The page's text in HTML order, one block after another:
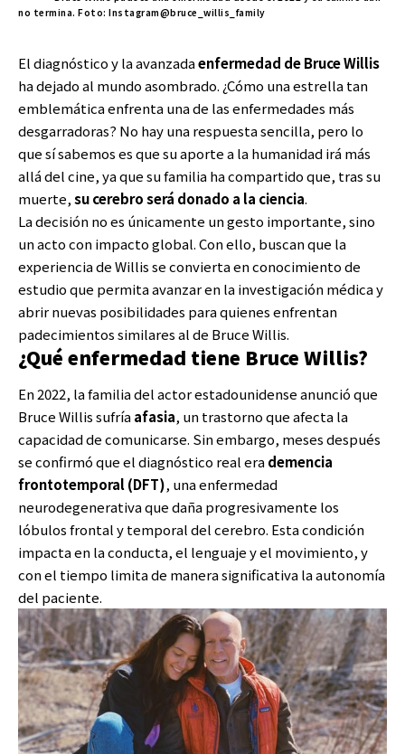
no termina. Foto: Instagram@bruce_willis_family
El diagnóstico y la avanzadaenfermedad de Bruce Willis
ha dejado al mundo asombrado. ¿Cómo una estrella tan
emblemática enfrenta una de las enfermedades más
desgarradoras? No hay una respuesta sencilla, pero lo
que sí sabemos es que su aporte a la humanidad irá más
allá del cine, ya que su familia ha compartido que, tras su
muerte,su cerebro será donado a la ciencia.
La decisión no es únicamente un gesto importante, sino
un acto con impacto global. Con ello, buscan que la
experiencia de Willis se convierta en conocimiento de
estudio que permita avanzar en la investigación médica y
abrir nuevas posibilidades para quienes enfrentan
padecimientos similares al de Bruce Willis.
¿Qué enfermedad tiene Bruce Willis?
En 2022, la familia del actor estadounidense anunció que
Bruce Willis sufríaafasia, un trastorno que afecta la
capacidad de comunicarse. Sin embargo, meses después
se confirmó que el diagnóstico real erademencia
frontotemporal (DFT), una enfermedad
neurodegenerativa que daña progresivamente los
lóbulos frontal y temporal del cerebro. Esta condición
impacta en la conducta, el lenguaje y el movimiento, y
con el tiempo limita de manera significativa la autonomía
del paciente.